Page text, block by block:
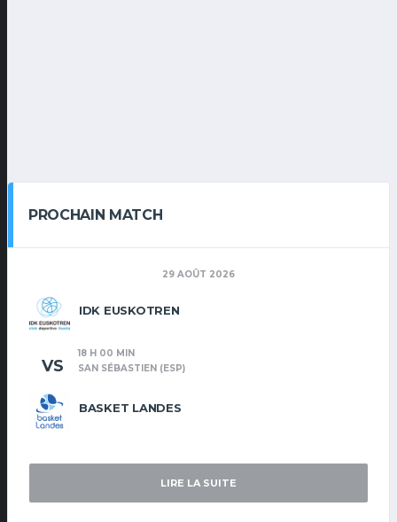
PROCHAIN MATCH
29 AOÛT 2026
IDK EUSKOTREN
BASKET LANDES
VS
18 H 00 MIN
SAN SÉBASTIEN (ESP)
LIRE LA SUITE